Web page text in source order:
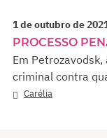
1 de outubro de
PROCESSO
Em
criminal contra
Carélia